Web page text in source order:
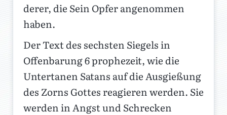
derer, die Sein Opfer angenommen
haben.
Der Text des sechsten Siegels in
Offenbarung 6 prophezeit, wie die
Untertanen Satans auf die Ausgießung
des Zorns Gottes reagieren werden. Sie
werden in Angst und Schrecken